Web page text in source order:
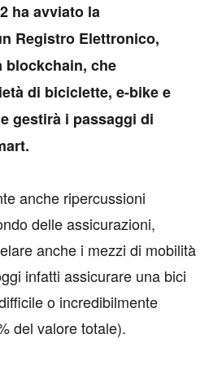
ha avviato la
Registro Elettronico,
blockchain, che
di biciclette, e-bike e
gestirà i passaggi di
anche ripercussioni
delle assicurazioni,
anche i mezzi di mobilità
infatti assicurare una bici
o incredibilmente
del valore totale).